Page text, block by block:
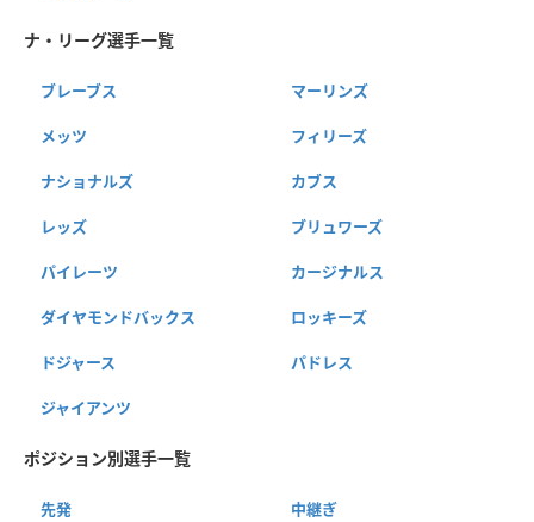
ナ・リーグ選手一覧
ブレーブス マーリンズ
メッツ フィリーズ
ナショナルズ カブス
レッズ ブリュワーズ
パイレーツ カージナルス
ダイヤモンドバックス ロッキーズ
ドジャース パドレス
ジャイアンツ
ポジション別選手一覧
先発 中継ぎ